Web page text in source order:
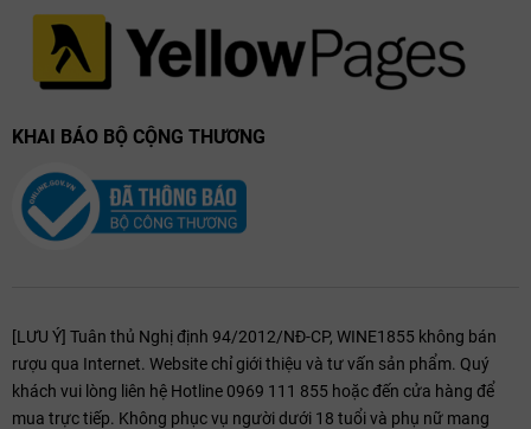
KHAI BÁO BỘ CỘNG THƯƠNG
[LƯU Ý] Tuân thủ Nghị định 94/2012/NĐ-CP, WINE1855 không bán
rượu qua Internet. Website chỉ giới thiệu và tư vấn sản phẩm. Quý
khách vui lòng liên hệ Hotline 0969 111 855 hoặc đến cửa hàng để
mua trực tiếp. Không phục vụ người dưới 18 tuổi và phụ nữ mang